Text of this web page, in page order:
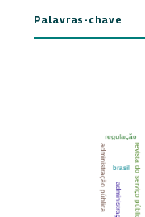
Palavras-chave